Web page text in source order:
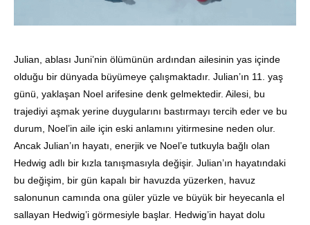
Julian, ablası Juni’nin ölümünün ardından ailesinin yas içinde
olduğu bir dünyada büyümeye çalışmaktadır. Julian’ın 11. yaş
günü, yaklaşan Noel arifesine denk gelmektedir. Ailesi, bu
trajediyi aşmak yerine duygularını bastırmayı tercih eder ve bu
durum, Noel’in aile için eski anlamını yitirmesine neden olur.
Ancak Julian’ın hayatı, enerjik ve Noel’e tutkuyla bağlı olan
Hedwig adlı bir kızla tanışmasıyla değişir. Julian’ın hayatındaki
bu değişim, bir gün kapalı bir havuzda yüzerken, havuz
salonunun camında ona güler yüzle ve büyük bir heyecanla el
sallayan Hedwig’i görmesiyle başlar. Hedwig’in hayat dolu